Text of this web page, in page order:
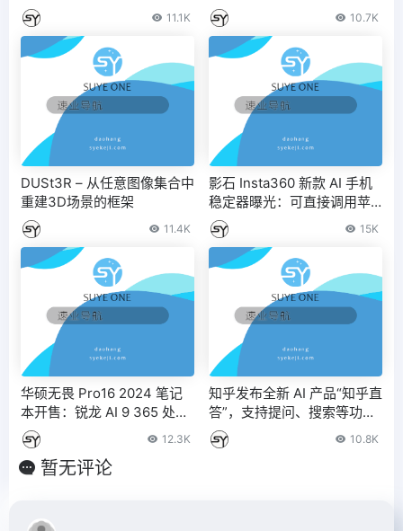
11.1K 10.7K
DUSt3R – 从任意图像集合中
重建3D场景的框架
11.4K
影石 Insta360 新款 AI 手机
稳定器曝光：可直接调用苹
果原生相机，实现自动追踪
人脸
15K
华硕无畏 Pro16 2024 笔记
本开售：锐龙 AI 9 365 处理
器、3.2K 120Hz OLED 屏
幕，7999 元
12.3K
知乎发布全新 AI 产品“知乎直
答”，支持提问、搜索等功能
– IT之家
10.8K
暂无评论